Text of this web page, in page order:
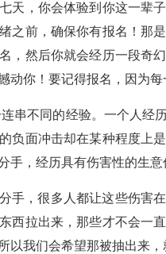
天，你会体验到你这一辈
之前，确保你有报名！那
，然后你就会经历一段奇
动你！要记得报名，因为
串不同的经验。一个人经
负面冲击却在某种程度上
手，经历具有伤害性的生意
手，很多人都让这些伤害
西拉出来，那些才不会一
以我们会希望那被抽出来，